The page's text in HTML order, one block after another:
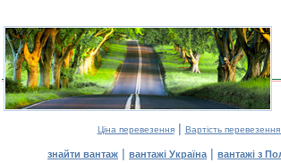
Ціна перевезення| Вартість перевезення
знайти вантаж | вантажі Україна | вантажі з